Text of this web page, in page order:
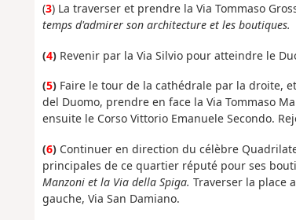
(3) La traverser et prendre la Via Tommaso
temps d'admirer son architecture et les boutiques.
(4) Revenir par la Via Silvio pour atteindre le
(5)Faire le tour de la cathédrale par la droite,
del Duomo, prendre en face la Via Tommaso
ensuite le Corso Vittorio Emanuele Secondo.
(6)Continuer en direction du célèbre
principales de ce quartier réputé pour ses
Manzoni et la Via della Spiga. Traverser la place
gauche, Via San Damiano.